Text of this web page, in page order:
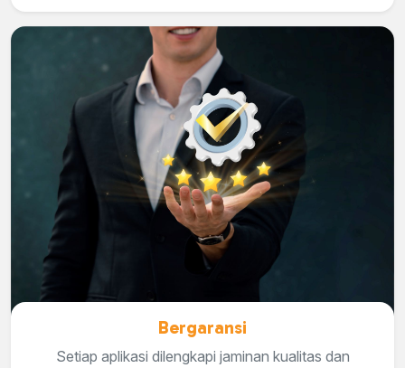
Bergaransi
Setiap aplikasi dilengkapi jaminan kualitas dan